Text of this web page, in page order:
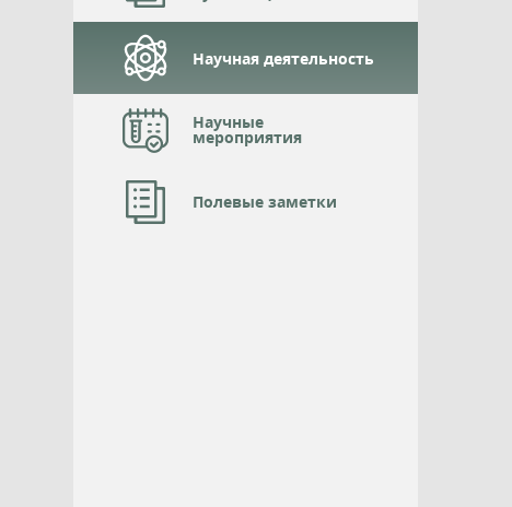
Научная деятельность
Научные
мероприятия
Полевые заметки